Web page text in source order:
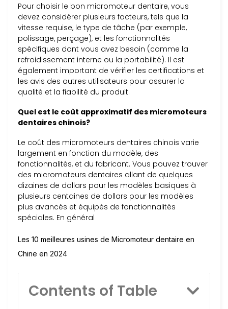
Pour choisir le bon micromoteur dentaire, vous
devez considérer plusieurs facteurs, tels que la
vitesse requise, le type de tâche (par exemple,
polissage, perçage), et les fonctionnalités
spécifiques dont vous avez besoin (comme la
refroidissement interne ou la portabilité). Il est
également important de vérifier les certifications et
les avis des autres utilisateurs pour assurer la
qualité et la fiabilité du produit.
Quel est le coût approximatif des micromoteurs
dentaires chinois?
Le coût des micromoteurs dentaires chinois varie
largement en fonction du modèle, des
fonctionnalités, et du fabricant. Vous pouvez trouver
des micromoteurs dentaires allant de quelques
dizaines de dollars pour les modèles basiques à
plusieurs centaines de dollars pour les modèles
plus avancés et équipés de fonctionnalités
spéciales. En général
Les 10 meilleures usines de Micromoteur dentaire en
Chine en 2024
Contents of Table